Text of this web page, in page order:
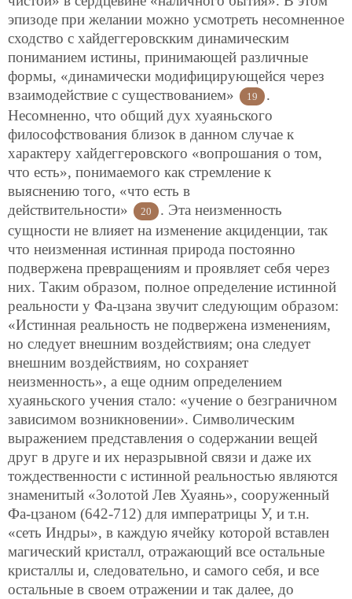
эпизоде при желании можно усмотреть несомненное
сходство с хайдеггеровскким динамическим
пониманием истины, принимающей различные
формы, «динамически модифицирующейся через
взаимодействие с существованием»
19
.
Несомненно, что общий дух хуаяньского
философствования близок в данном случае к
характеру хайдеггеровского «вопрошания о том,
что есть», понимаемого как стремление к
выяснению того, «что есть в
действительности»
20
. Эта неизменность
сущности не влияет на изменение акциденции, так
что неизменная истинная природа постоянно
подвержена превращениям и проявляет себя через
них. Таким образом, полное определение истинной
реальности у Фа-цзана звучит следующим образом:
«Истинная реальность не подвержена изменениям,
но следует внешним воздействиям; она следует
внешним воздействиям, но сохраняет
неизменность», а еще одним определением
хуаяньского учения стало: «учение о безграничном
зависимом возникновении». Символическим
выражением представления о содержании вещей
друг в друге и их неразрывной связи и даже их
тождественности с истинной реальностью являются
знаменитый «Золотой Лев Хуаянь», сооруженный
Фа-цзаном (642-712) для императрицы У, и т.н.
«сеть Индры», в каждую ячейку которой вставлен
магический кристалл, отражающий все остальные
кристаллы и, следовательно, и самого себя, и все
остальные в своем отражении и так далее, до